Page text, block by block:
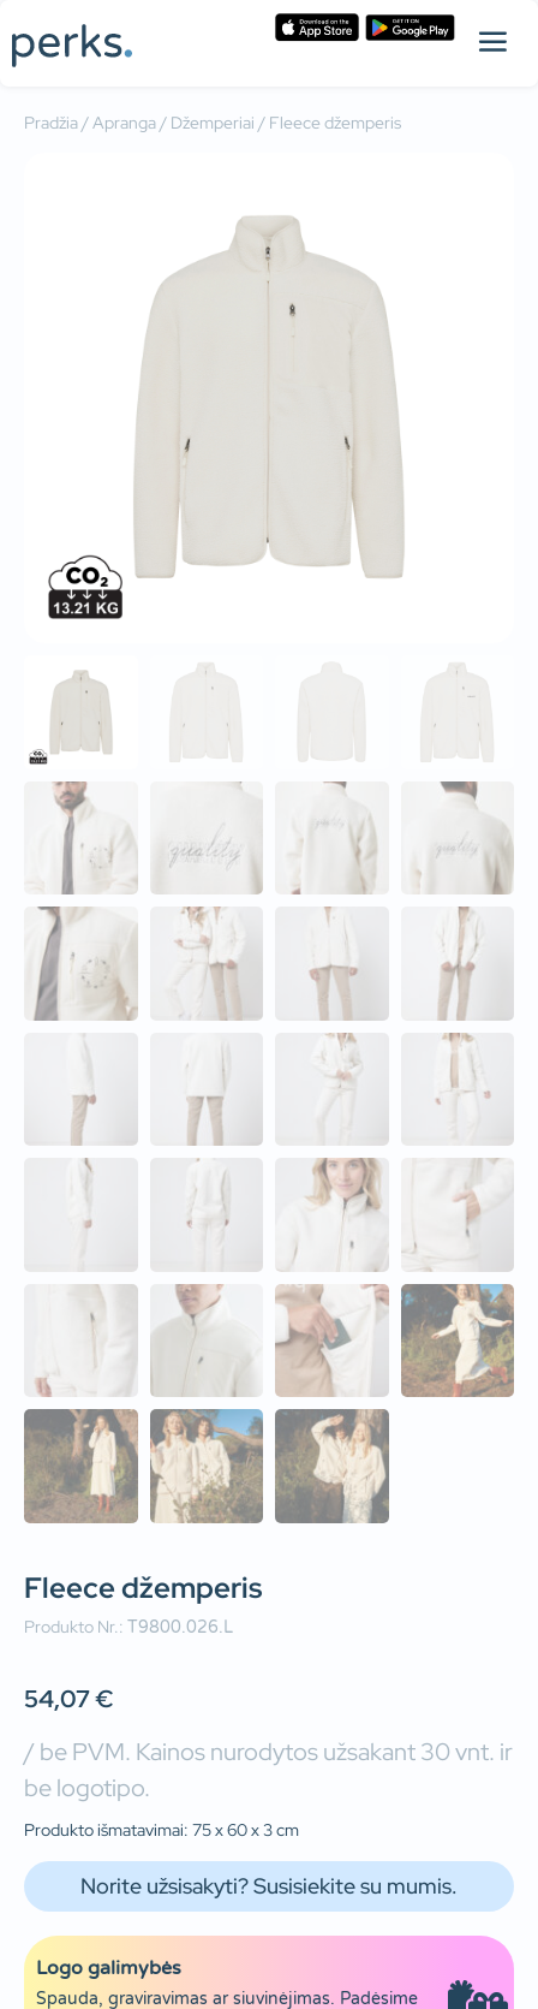
Pradžia/Apranga/ Džemperiai / Fleece džemperis
Fleece džemperis
Produkto Nr.: T9800.026.L
54,07€
/ be PVM. Kainos nurodytos užsakant 30 vnt. ir
be logotipo.
Produkto išmatavimai: 75 x 60 x 3 cm
Norite užsisakyti? Susisiekite su mumis.
Logo galimybės
Spauda, graviravimas ar siuvinėjimas. Padėsime